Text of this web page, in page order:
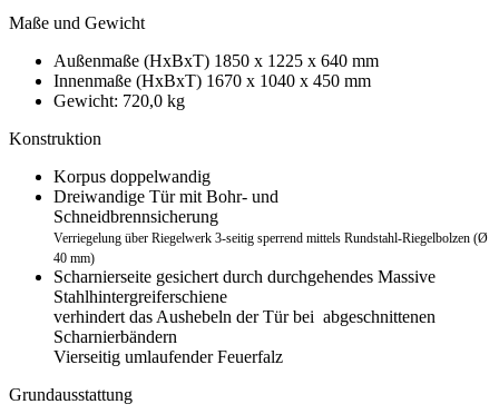
Maße und Gewicht
Außenmaße (HxBxT) 1850 x 1225 x 640 mm
Innenmaße (HxBxT) 1670 x 1040 x 450 mm
Gewicht: 720,0 kg
Konstruktion
Korpus doppelwandig
Dreiwandige Tür mit Bohr- und
Schneidbrennsicherung
Verriegelung über Riegelwerk 3-seitig sperrend mittels Rundstahl-Riegelbolzen (Ø
40 mm)
Scharnierseite gesichert durch durchgehendes Massive
Stahlhintergreiferschiene
verhindert das Aushebeln der Tür bei abgeschnittenen
Scharnierbändern
Vierseitig umlaufender Feuerfalz
Grundausstattung